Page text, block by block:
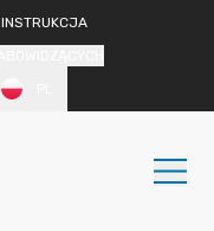
INSTRUKCJA